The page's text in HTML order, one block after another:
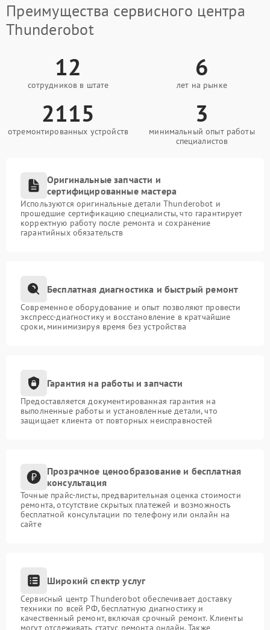
Преимущества сервисного центра
Thunderobot
12
сотрудников в штате
6
лет на рынке
2115
отремонтированных устройств
3
минимальный опыт работы
специалистов
Оригинальные запчасти и
сертифицированные мастера
Используются оригинальные детали Thunderobot и
прошедшие сертификацию специалисты, что гарантирует
корректную работу после ремонта и сохранение
гарантийных обязательств
Бесплатная диагностика и быстрый ремонт
Современное оборудование и опыт позволяют провести
экспресс-диагностику и восстановление в кратчайшие
сроки, минимизируя время без устройства
Гарантия на работы и запчасти
Предоставляется документированная гарантия на
выполненные работы и установленные детали, что
защищает клиента от повторных неисправностей
Прозрачное ценообразование и бесплатная
консультация
Точные прайс-листы, предварительная оценка стоимости
ремонта, отсутствие скрытых платежей и возможность
бесплатной консультации по телефону или онлайн на
сайте
Широкий спектр услуг
Сервисный центр Thunderobot обеспечивает доставку
техники по всей РФ, бесплатную диагностику и
качественный ремонт, включая срочный ремонт. Клиенты
могут отслеживать статус ремонта онлайн. Также